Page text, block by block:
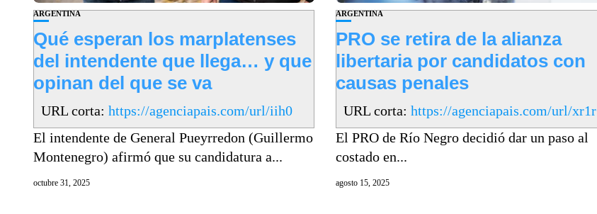
ARGENTINA
Qué esperan los marplatenses
del intendente que llega… y que
opinan del que se va
URL corta: https://agenciapais.com/url/iih0
El intendente de General Pueyrredon (Guillermo
Montenegro) afirmó que su candidatura a...
octubre 31, 2025
ARGENTINA
PRO se retira de la alianza
libertaria por candidatos con
causas penales
URL corta: https://agenciapais.com/url/xr1r
El PRO de Río Negro decidió dar un paso al
costado en...
agosto 15, 2025